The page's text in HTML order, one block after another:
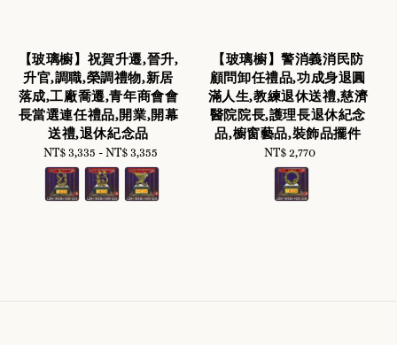
【玻璃櫥】祝賀升遷,晉升,
升官,調職,榮調禮物,新居
落成,工廠喬遷,青年商會會
長當選連任禮品,開業,開幕
送禮,退休紀念品
Regular
price
NT$ 3,335 -NT$ 3,355
【玻璃櫥】警消義消民防
顧問卸任禮品,功成身退圓
滿人生,教練退休送禮,慈濟
醫院院長,護理長退休紀念
品,櫥窗藝品,裝飾品擺件
Regular
price
NT$ 2,770